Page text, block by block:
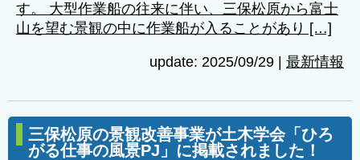
す。 大型作業船の往来に伴い、三保松原から富士
山を望む景観の中に作業船が入ることがあり […]
update: 2025/09/29 最新情報
三保松原の景観改善事業が土木学会「ひろ
がる仕事の風景PJ」に掲載されました！